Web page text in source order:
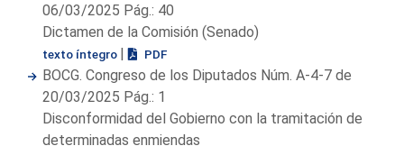
06/03/2025 Pág.: 40
Dictamen de la Comisión (Senado)
texto íntegro | PDF
BOCG. Congreso de los Diputados Núm. A-4-7 de
20/03/2025 Pág.: 1
Disconformidad del Gobierno con la tramitación de
determinadas enmiendas